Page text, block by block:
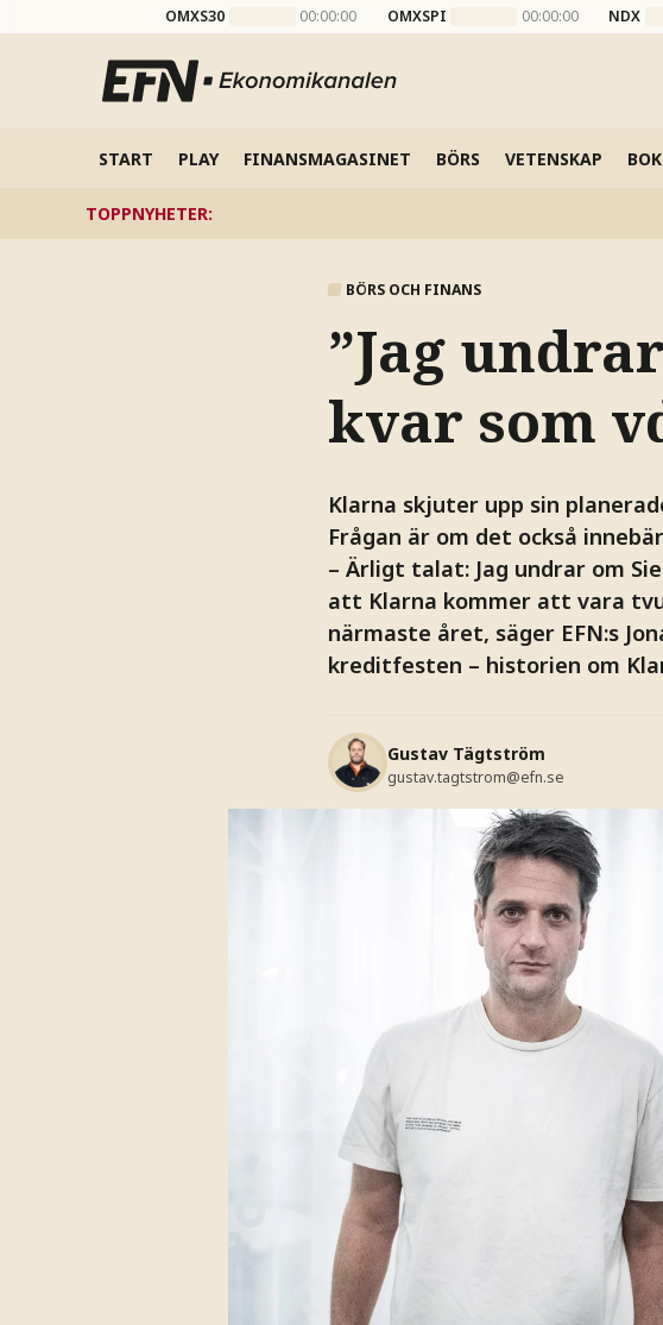
OMXS30 00:00:00 OMXSPI 00:00:00 NDX
START PLAY FINANSMAGASINET BÖRS VETENSKAP BOK
TOPPNYHETER:
BÖRS OCH FINANS
”Jag
kvar som
Klarna skjuter upp sin
Frågan är om det också
– Ärligt talat: Jag undrar om
att Klarna kommer att vara
närmaste året, säger EFN:s
kreditfesten – historien om
Gustav Tägtström
gustav.tagtstrom@efn.se